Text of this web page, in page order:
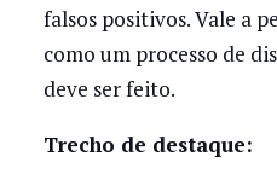
falsos positivos. Vale a
como um processo de
deve ser feito.
Trecho de destaque: